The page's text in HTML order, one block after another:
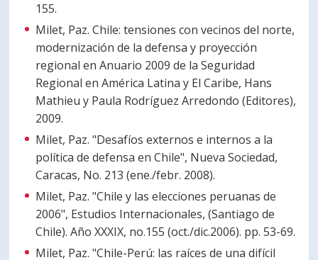
155.
Milet, Paz. Chile: tensiones con vecinos del norte,
modernización de la defensa y proyección
regional en Anuario 2009 de la Seguridad
Regional en América Latina y El Caribe, Hans
Mathieu y Paula Rodríguez Arredondo (Editores),
2009.
Milet, Paz. "Desafíos externos e internos a la
política de defensa en Chile", Nueva Sociedad,
Caracas, No. 213 (ene./febr. 2008).
Milet, Paz. "Chile y las elecciones peruanas de
2006", Estudios Internacionales, (Santiago de
Chile). Año XXXIX, no.155 (oct./dic.2006). pp. 53-69.
Milet, Paz. "Chile-Perú: las raíces de una difícil